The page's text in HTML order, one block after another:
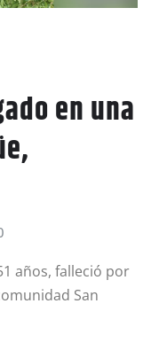
en una
años, falleció por
San